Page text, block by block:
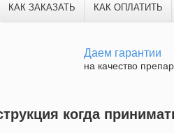
КАК ЗАКАЗАТЬ КАК ОПЛАТИТЬ
Даем гарантии
на качество
когда